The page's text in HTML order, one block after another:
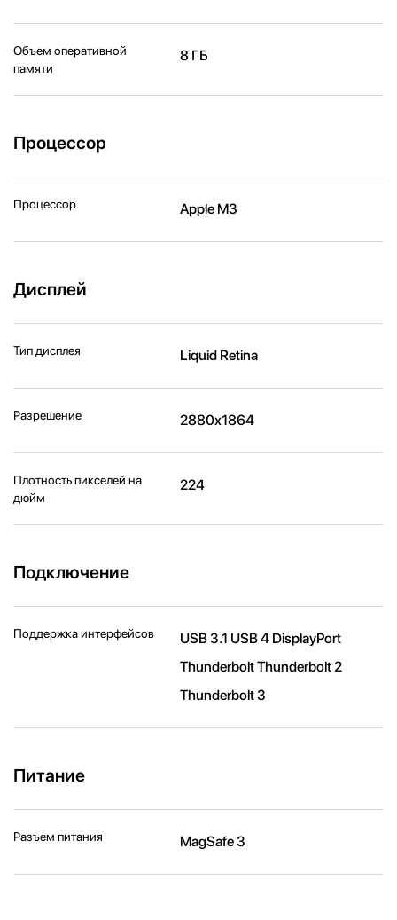
Объем оперативной
памяти
8 ГБ
Процессор
Процессор Apple M3
Дисплей
Тип дисплея Liquid Retina
Разрешение 2880x1864
Плотность пикселей на
дюйм
224
Подключение
Поддержка интерфейсов
USB 3.1 USB 4 DisplayPort
Thunderbolt Thunderbolt 2
Thunderbolt 3
Питание
Разъем питания MagSafe 3